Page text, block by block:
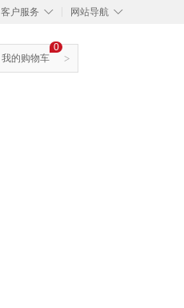
◇
客户服务 ◇
网站导航
>
0
我的购物车